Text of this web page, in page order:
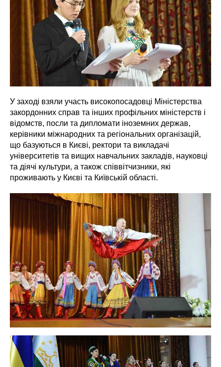
У заході взяли участь високопосадовці Міністерства
закордонних справ та інших профільних міністерств і
відомств, посли та дипломати іноземних держав,
керівники міжнародних та регіональних організацій,
що базуються в Києві, ректори та викладачі
університетів та вищих навчальних закладів, науковці
та діячі культури, а також співвітчизники, які
проживають у Києві та Київській області.